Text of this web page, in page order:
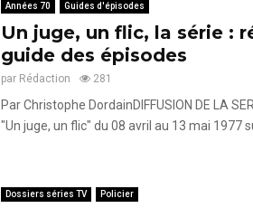
Années 70 Guides d'épisodes
Un juge, un flic, la série :
guide des épisodes
par Rédaction 281
Par Christophe DordainDIFFUSION DE LA
"Un juge, un flic" du 08 avril au 13 mai 1977
Dossiers séries TV Policier